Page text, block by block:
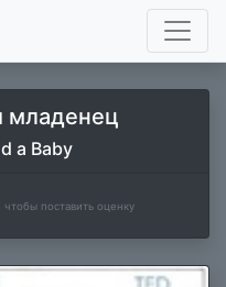
младенец
a Baby
, чтобы поставить оценку